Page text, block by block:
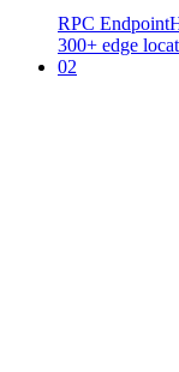
RPC Endpoint
300+ edge
02